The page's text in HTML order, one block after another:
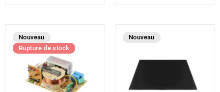
Nouveau
Rupture de stock
Nouveau